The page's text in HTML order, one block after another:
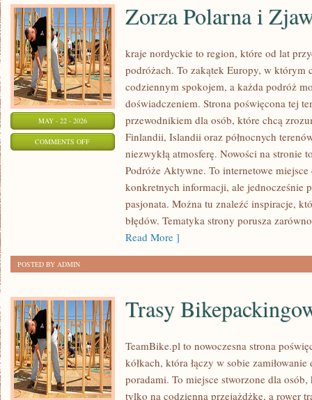
MAY - 22 - 2026
COMMENTS OFFON
Zorza Polarna i
kraje nordyckie to region, które od lat
podróżach. To zakątek Europy, w którym
codziennym spokojem, a każda podróż
doświadczeniem. Strona poświęcona tej
przewodnikiem dla osób, które chcą
Finlandii, Islandii oraz północnych
niezwykłą atmosferę. Nowości na stronie
Podróże Aktywne. To internetowe
konkretnych informacji, ale jednocześnie
pasjonata. Można tu znaleźć inspiracje,
błędów. Tematyka strony porusza
Read More ]
POSTED BY ADMIN
Trasy
TeamBike.pl to nowoczesna strona
kółkach, która łączy w sobie
poradami. To miejsce stworzone dla
tylko na codzienną przejażdżkę, a rower